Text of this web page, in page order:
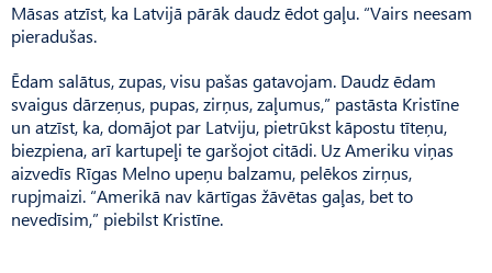
Māsas atzīst, ka Latvijā pārāk daudz ēdot gaļu. “Vairs neesam
pieradušas.
Ēdam salātus, zupas, visu pašas gatavojam. Daudz ēdam
svaigus dārzeņus, pupas, zirņus, zaļumus,” pastāsta Kristīne
un atzīst, ka, domājot par Latviju, pietrūkst kāpostu tīteņu,
biezpiena, arī kartupeļi te garšojot citādi. Uz Ameriku viņas
aizvedīs Rīgas Melno upeņu balzamu, pelēkos zirņus,
rupjmaizi. “Amerikā nav kārtīgas žāvētas gaļas, bet to
nevedīsim,” piebilst Kristīne.